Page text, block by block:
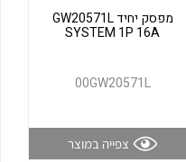
מפסק יחיד GW20571L
SYSTEM 1P 16A
00GW20571L
צפייה במוצר